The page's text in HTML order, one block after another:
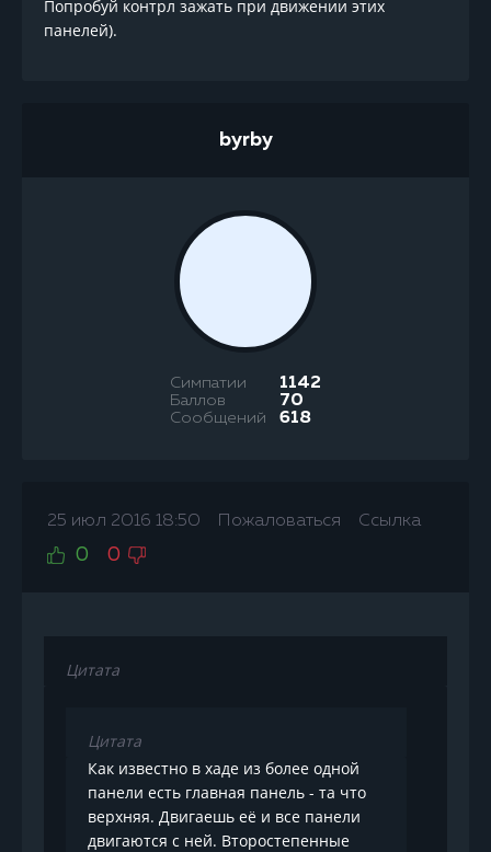
Попробуй контрл зажать при движении этих
панелей).
byrby
Симпатии 1142
Баллов 70
Сообщений 618
25 июл 2016 18:50 Пожаловаться Ссылка
0 0
Цитата
Цитата
Как известно в хаде из более одной
панели есть главная панель - та что
верхняя. Двигаешь её и все панели
двигаются с ней. Второстепенные